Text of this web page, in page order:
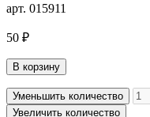
арт. 015911
50 ₽
В корзину
Уменьшить количество
Увеличить количество